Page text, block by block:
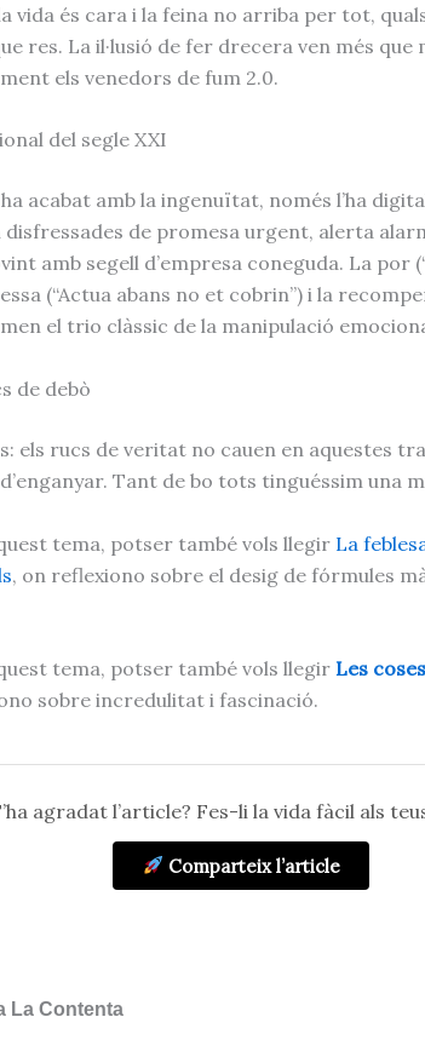
vida és cara i la feina no arriba per tot,
res. La il·lusió de fer drecera ven més que
els venedors de fum 2.0.
del segle XXI
acabat amb la ingenuïtat, només l’ha
de promesa urgent, alerta
amb segell d’empresa coneguda. La por
(“Actua abans no et cobrin”) i la
el trio clàssic de la manipulació
de debò
els rucs de veritat no cauen en aquestes
Tant de bo tots tinguéssim una
tema, potser també vols llegir La
, on reflexiono sobre el desig de fórmules
tema, potser també vols llegirLes
sobre incredulitat i fascinació.
agradat l’article? Fes-li la vida fàcil als
Comparteix l’article
La Contenta